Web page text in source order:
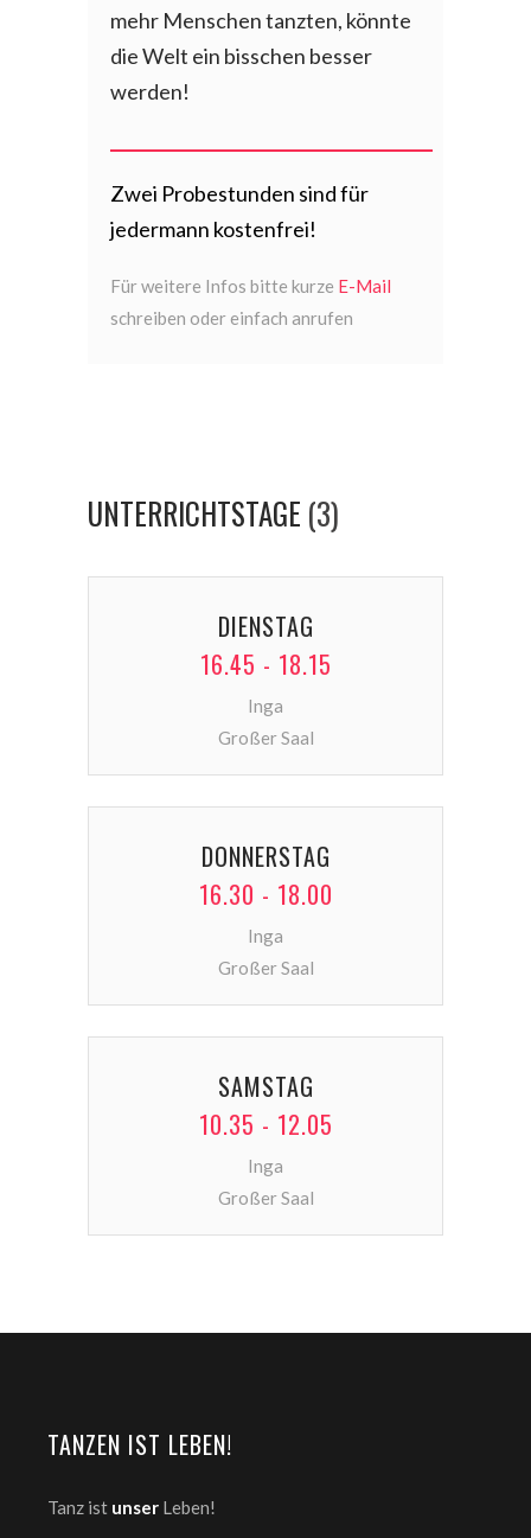
mehr Menschen tanzten, könnte
die Welt ein bisschen besser
werden!
Zwei Probestunden sind für
jedermann kostenfrei!
Für weitere Infos bitte kurze E-Mail
schreiben oder einfach anrufen
UNTERRICHTSTAGE (3)
DIENSTAG
16.45 - 18.15
Inga
Großer Saal
DONNERSTAG
16.30 - 18.00
Inga
Großer Saal
SAMSTAG
10.35 - 12.05
Inga
Großer Saal
TANZEN IST LEBEN!
Tanz ist unser Leben!